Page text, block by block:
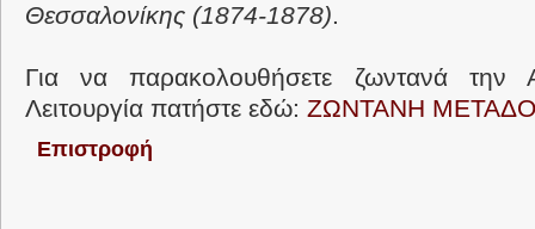
Θεσσαλονίκης (1874-1878).
Για να παρακολουθήσετε ζωντανά την
Λειτουργία πατήστε εδώ: ΖΩΝΤΑΝΗ
Επιστροφή